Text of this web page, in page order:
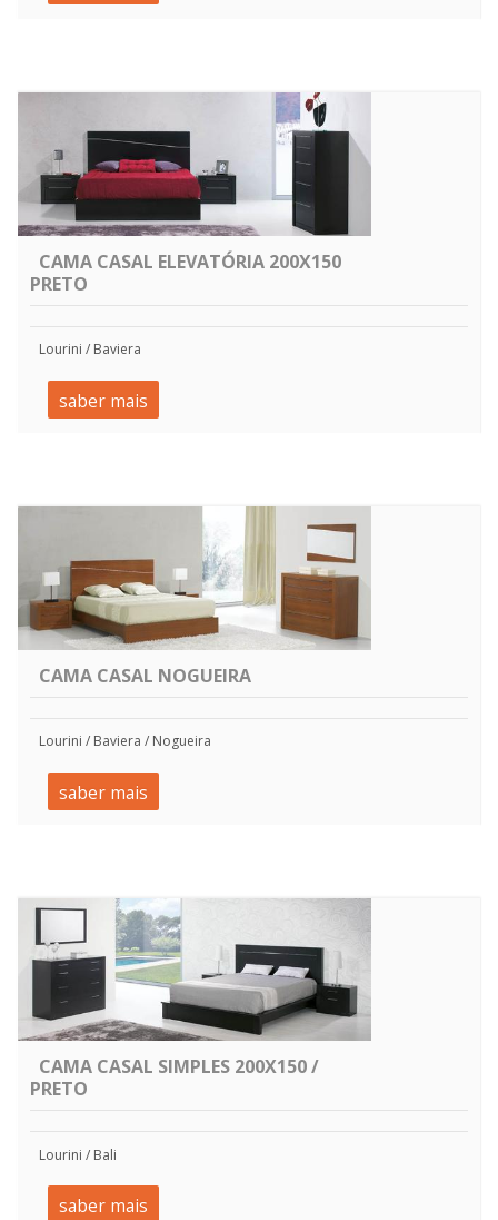
CAMA CASAL ELEVATÓRIA 200X150
PRETO
Lourini / Baviera
saber mais
CAMA CASAL NOGUEIRA
Lourini / Baviera / Nogueira
saber mais
CAMA CASAL SIMPLES 200X150 /
PRETO
Lourini / Bali
saber mais